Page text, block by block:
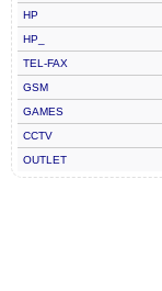
HP
HP_
TEL-FAX
GSM
GAMES
CCTV
OUTLET